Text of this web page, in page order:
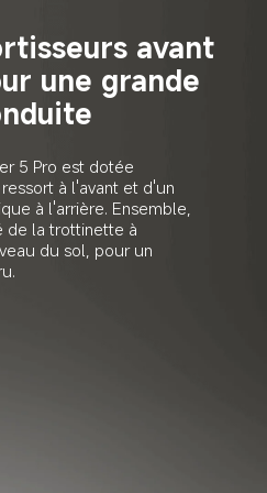
avant
une grande
5 Pro est dotée
à l'avant et d'un
à l'arrière. Ensemble,
de la trottinette à
du sol, pour un